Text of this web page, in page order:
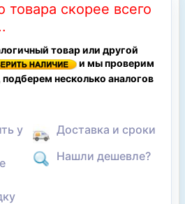
товара скорее всего
товар или другой
и мы проверим
несколько аналогов
у
Доставка и сроки
Нашли дешевле?